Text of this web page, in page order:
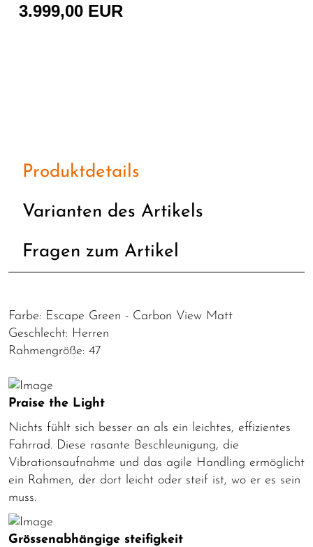
3.999,00 EUR
Produktdetails
Varianten des Artikels
Fragen zum Artikel
Farbe: Escape Green - Carbon View Matt
Geschlecht: Herren
Rahmengröße: 47
Praise the Light
Nichts fühlt sich besser an als ein leichtes, effizientes
Fahrrad. Diese rasante Beschleunigung, die
Vibrationsaufnahme und das agile Handling ermöglicht
ein Rahmen, der dort leicht oder steif ist, wo er es sein
muss.
Grössenabhängige steifigkeit